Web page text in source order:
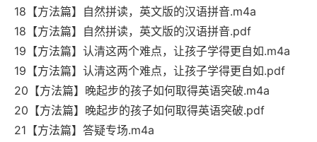
18【方法篇】自然拼读，英文版的汉语拼音.m4a
18【方法篇】自然拼读，英文版的汉语拼音.pdf
19【方法篇】认清这两个难点，让孩子学得更自如.m4a
19【方法篇】认清这两个难点，让孩子学得更自如.pdf
20【方法篇】晚起步的孩子如何取得英语突破.m4a
20【方法篇】晚起步的孩子如何取得英语突破.pdf
21【方法篇】答疑专场.m4a